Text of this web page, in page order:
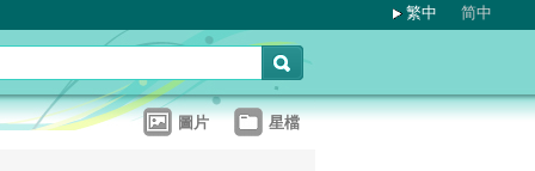
繁中 简中
圖片 星檔